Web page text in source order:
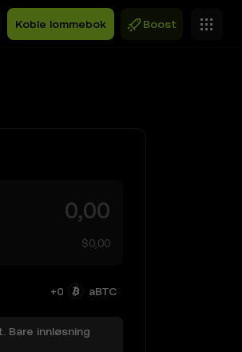
Koble lommebok Boost
$0,00
+0 aBTC
innløsning